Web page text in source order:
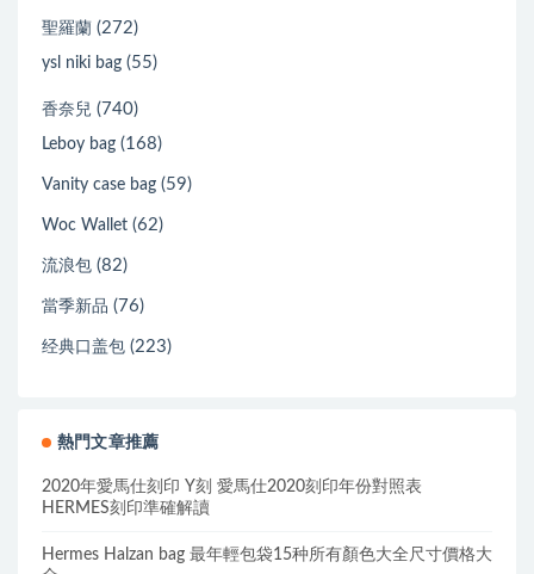
聖羅蘭 (272)
ysl niki bag (55)
香奈兒 (740)
Leboy bag (168)
Vanity case bag (59)
Woc Wallet (62)
流浪包 (82)
當季新品 (76)
经典口盖包 (223)
熱門文章推薦
2020年愛馬仕刻印 Y刻 愛馬仕2020刻印年份對照表
HERMES刻印準確解讀
Hermes Halzan bag 最年輕包袋15种所有顏色大全尺寸價格大